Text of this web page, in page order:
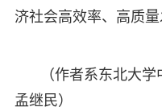
济社会高效率、高质量
（作者系东北大
孟继民）